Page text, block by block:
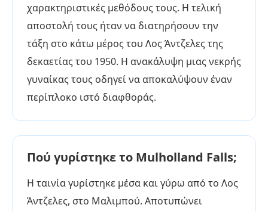
χαρακτηριστικές μεθόδους τους. Η τελική
αποστολή τους ήταν να διατηρήσουν την
τάξη στο κάτω μέρος του Λος Άντζελες της
δεκαετίας του 1950. Η ανακάλυψη μιας νεκρής
γυναίκας τους οδηγεί να αποκαλύψουν έναν
περίπλοκο ιστό διαφθοράς.
Πού γυρίστηκε το Mulholland Falls;
Η ταινία γυρίστηκε μέσα και γύρω από το Λος
Άντζελες, στο Μαλιμπού. Αποτυπώνει